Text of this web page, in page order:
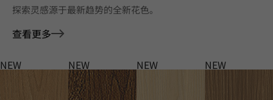
探索灵感源于最新趋势的全新花色。
查看更多
NEW NEW NEW NEW